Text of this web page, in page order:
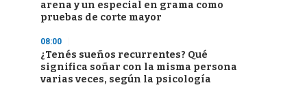
arena y un especial en grama como
pruebas de corte mayor
08:00
¿Tenés sueños recurrentes? Qué
significa soñar con la misma persona
varias veces, según la psicología